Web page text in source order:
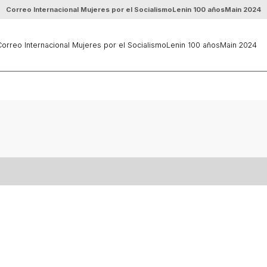
Correo Internacional Mujeres por el SocialismoLenin 100 añosMain 2024
Internacional Mujeres por el SocialismoLenin 100 añosMain 2024